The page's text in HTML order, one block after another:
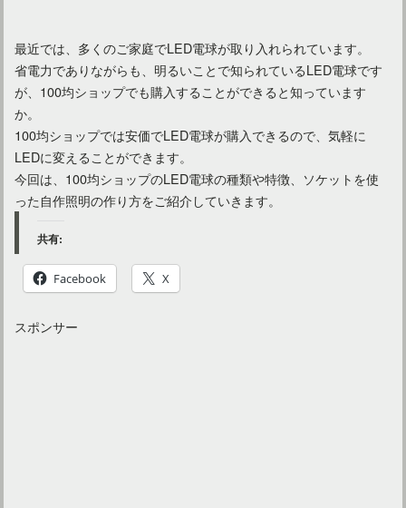
最近では、多くのご家庭でLED電球が取り入れられています。
省電力でありながらも、明るいことで知られているLED電球です
が、100均ショップでも購入することができると知っています
か。
100均ショップでは安価でLED電球が購入できるので、気軽に
LEDに変えることができます。
今回は、100均ショップのLED電球の種類や特徴、ソケットを使
った自作照明の作り方をご紹介していきます。
共有:
Facebook X
スポンサー